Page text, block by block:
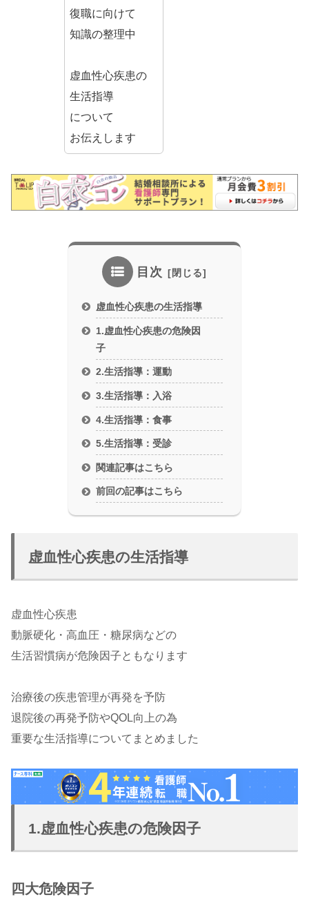
復職に向けて
知識の整理中
虚血性心疾患の
生活指導
について
お伝えします
目次
虚血性心疾患の生活指導
1.虚血性心疾患の危険因
子
2.生活指導：運動
3.生活指導：入浴
4.生活指導：食事
5.生活指導：受診
関連記事はこちら
前回の記事はこちら
虚血性心疾患の生活指導
虚血性心疾患
動脈硬化・高血圧・糖尿病などの
生活習慣病が危険因子ともなります
治療後の疾患管理が再発を予防
退院後の再発予防やQOL向上の為
重要な生活指導についてまとめました
1.虚血性心疾患の危険因子
四大危険因子